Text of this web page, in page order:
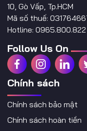
10, Gò Vấp, Tp.HCM
Mã số thuế:
Hotline: 0965.800.822
Follow Us On
Chính sách
Chính sách bảo mật
Chính sách hoàn tiền